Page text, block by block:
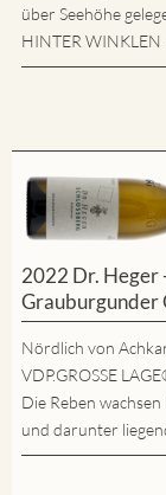
über Seehöhe
HINTER WINKLEN
2022 Dr. Heger
Grauburgunder
Nördlich von
VDP.GROSSE
Die Reben
und darunter